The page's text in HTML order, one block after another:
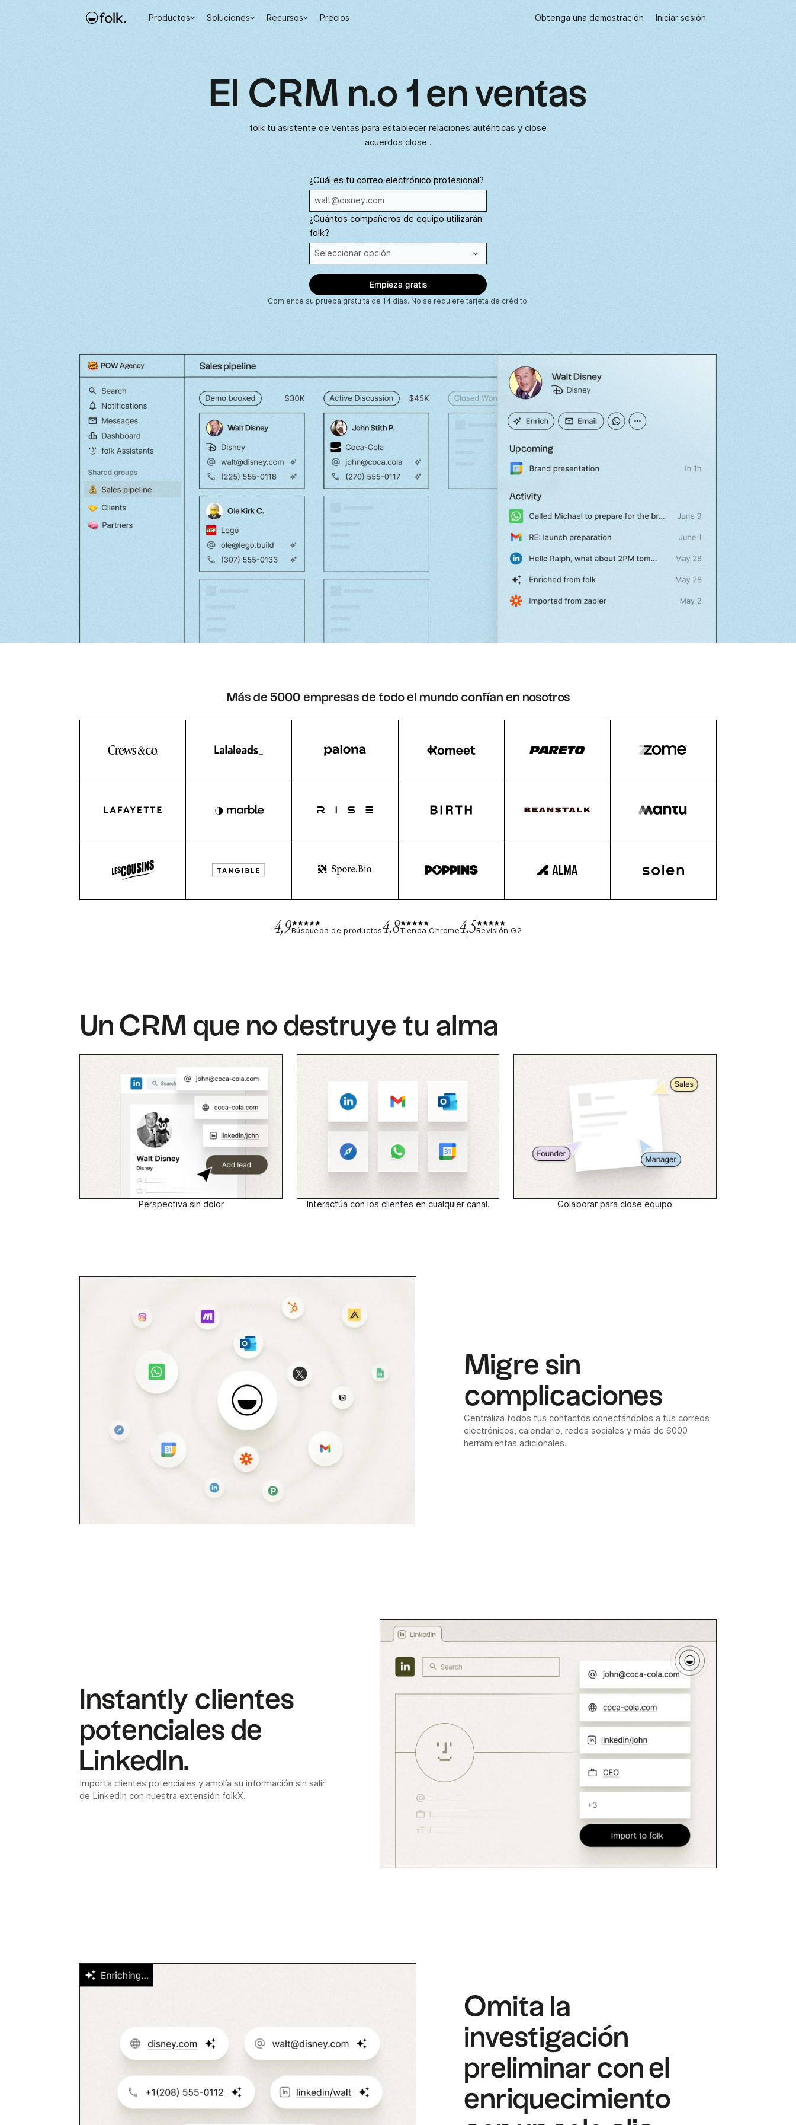
Productos Soluciones Recursos Precios Obtenga una demostración Iniciar sesión
El CRM n.º 1 en ventas
folk tu asistente de ventas para establecer relaciones auténticas y close
acuerdos close .
¿Cuál es tu correo electrónico profesional?
¿Cuántos compañeros de equipo utilizarán
folk?
Comience su prueba gratuita de 14 días. No se requiere tarjeta de crédito.
Más de 5000 empresas de todo el mundo confían en nosotros
4,9Búsqueda de productos4,8Tienda Chrome4,5Revisión G2
Un CRM que no destruye tu alma
Perspectiva sin dolor Interactúa con los clientes en cualquier canal. Colaborar para close equipo
Migre sin
complicaciones
Centraliza todos tus contactos conectándolos a tus correos
electrónicos, calendario, redes sociales y más de 6000
herramientas adicionales.
Instantly clientes
potenciales de
LinkedIn.
Importa clientes potenciales y amplía su información sin salir
de LinkedIn con nuestra extensión folkX.
Omita la
investigación
preliminar con el
enriquecimiento